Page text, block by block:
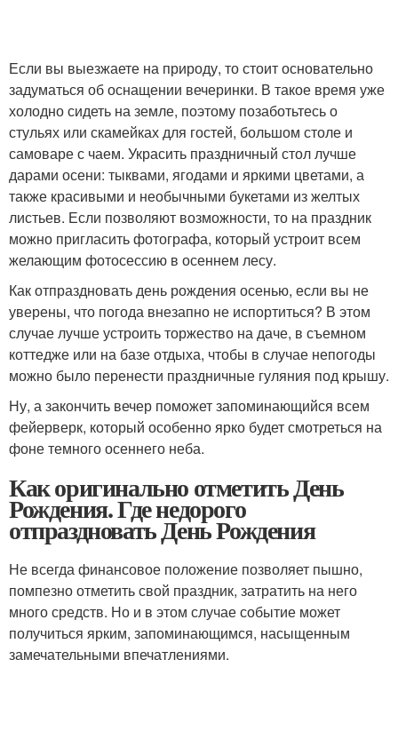
Если вы выезжаете на природу, то стоит основательно
задуматься об оснащении вечеринки. В такое время уже
холодно сидеть на земле, поэтому позаботьтесь о
стульях или скамейках для гостей, большом столе и
самоваре с чаем. Украсить праздничный стол лучше
дарами осени: тыквами, ягодами и яркими цветами, а
также красивыми и необычными букетами из желтых
листьев. Если позволяют возможности, то на праздник
можно пригласить фотографа, который устроит всем
желающим фотосессию в осеннем лесу.
Как отпраздновать день рождения осенью, если вы не
уверены, что погода внезапно не испортиться? В этом
случае лучше устроить торжество на даче, в съемном
коттедже или на базе отдыха, чтобы в случае непогоды
можно было перенести праздничные гуляния под крышу.
Ну, а закончить вечер поможет запоминающийся всем
фейерверк, который особенно ярко будет смотреться на
фоне темного осеннего неба.
Как оригинально отметить День
Рождения. Где недорого
отпраздновать День Рождения
Не всегда финансовое положение позволяет пышно,
помпезно отметить свой праздник, затратить на него
много средств. Но и в этом случае событие может
получиться ярким, запоминающимся, насыщенным
замечательными впечатлениями.